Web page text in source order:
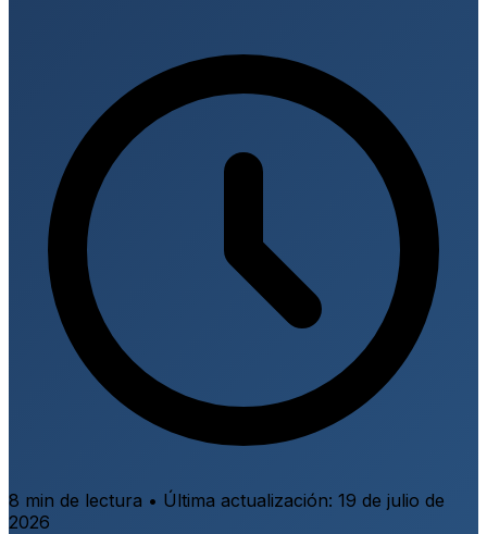
8 min de lectura • Última actualización: 19 de julio de
2026